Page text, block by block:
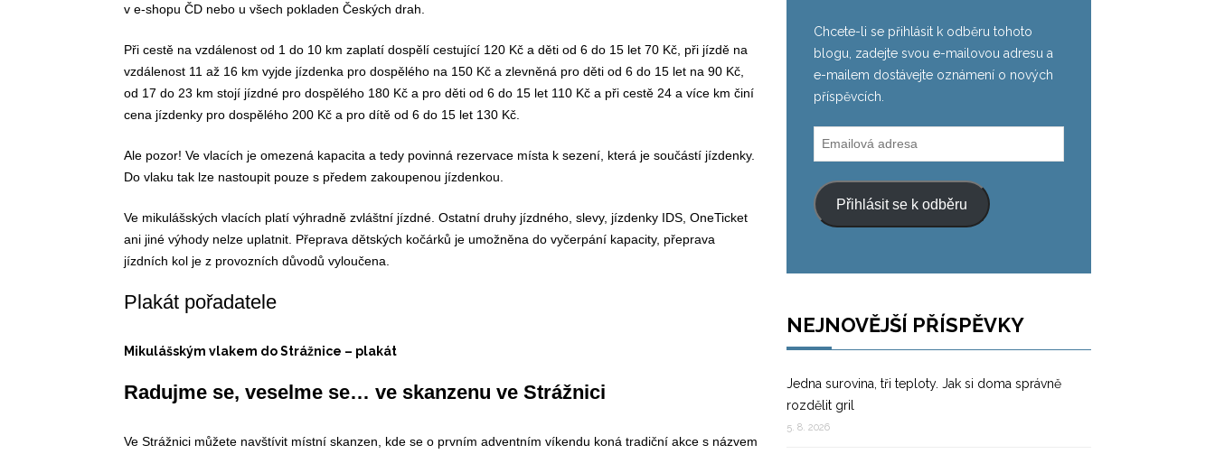
v e-shopu ČD nebo u všech pokladen Českých drah.
Při cestě na vzdálenost od 1 do 10 km zaplatí dospělí cestující 120 Kč a děti od 6 do 15 let 70 Kč, při jízdě na
vzdálenost 11 až 16 km vyjde jízdenka pro dospělého na 150 Kč a zlevněná pro děti od 6 do 15 let na 90 Kč,
od 17 do 23 km stojí jízdné pro dospělého 180 Kč a pro děti od 6 do 15 let 110 Kč a při cestě 24 a více km činí
cena jízdenky pro dospělého 200 Kč a pro dítě od 6 do 15 let 130 Kč.
Ale pozor! Ve vlacích je omezená kapacita a tedy povinná rezervace místa k sezení, která je součástí jízdenky.
Do vlaku tak lze nastoupit pouze s předem zakoupenou jízdenkou.
Ve mikulášských vlacích platí výhradně zvláštní jízdné. Ostatní druhy jízdného, slevy, jízdenky IDS, OneTicket
ani jiné výhody nelze uplatnit. Přeprava dětských kočárků je umožněna do vyčerpání kapacity, přeprava
jízdních kol je z provozních důvodů vyloučena.
Plakát pořadatele
Mikulášským vlakem do Strážnice – plakát
Radujme se, veselme se… ve skanzenu ve Strážnici
Ve Strážnici můžete navštívit místní skanzen, kde se o prvním adventním víkendu koná tradiční akce s názvem
Chcete-li se přihlásit k odběru tohoto
blogu, zadejte svou e-mailovou adresu a
e-mailem dostávejte oznámení o nových
příspěvcích.
Emailová
adresa
Přihlásit se k odběru
NEJNOVĚJŠÍ PŘÍSPĚVKY
Jedna surovina, tři teploty. Jak si doma správně
rozdělit gril
5. 8. 2026